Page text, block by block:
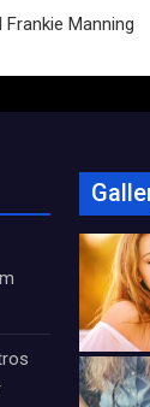
Manning